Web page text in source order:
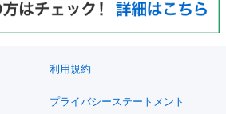
利用規約
プライバシーステートメント